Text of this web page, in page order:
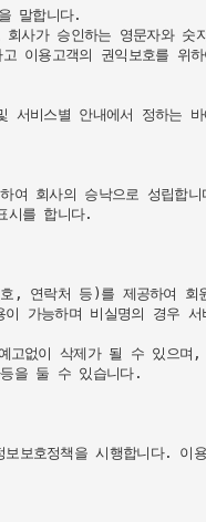
말합니다.
사가 승인하는 영문자와 숫
용고객의 권익보호를 위
서비스별 안내에서 정하는
여 회사의 승낙으로 성립합니
시를 합니다.
, 연락처 등)를 제공하여 회
가능하며 비실명의 경우
없이 삭제가 될 수 있으며
을 둘 수 있습니다.
보호정책을 시행합니다